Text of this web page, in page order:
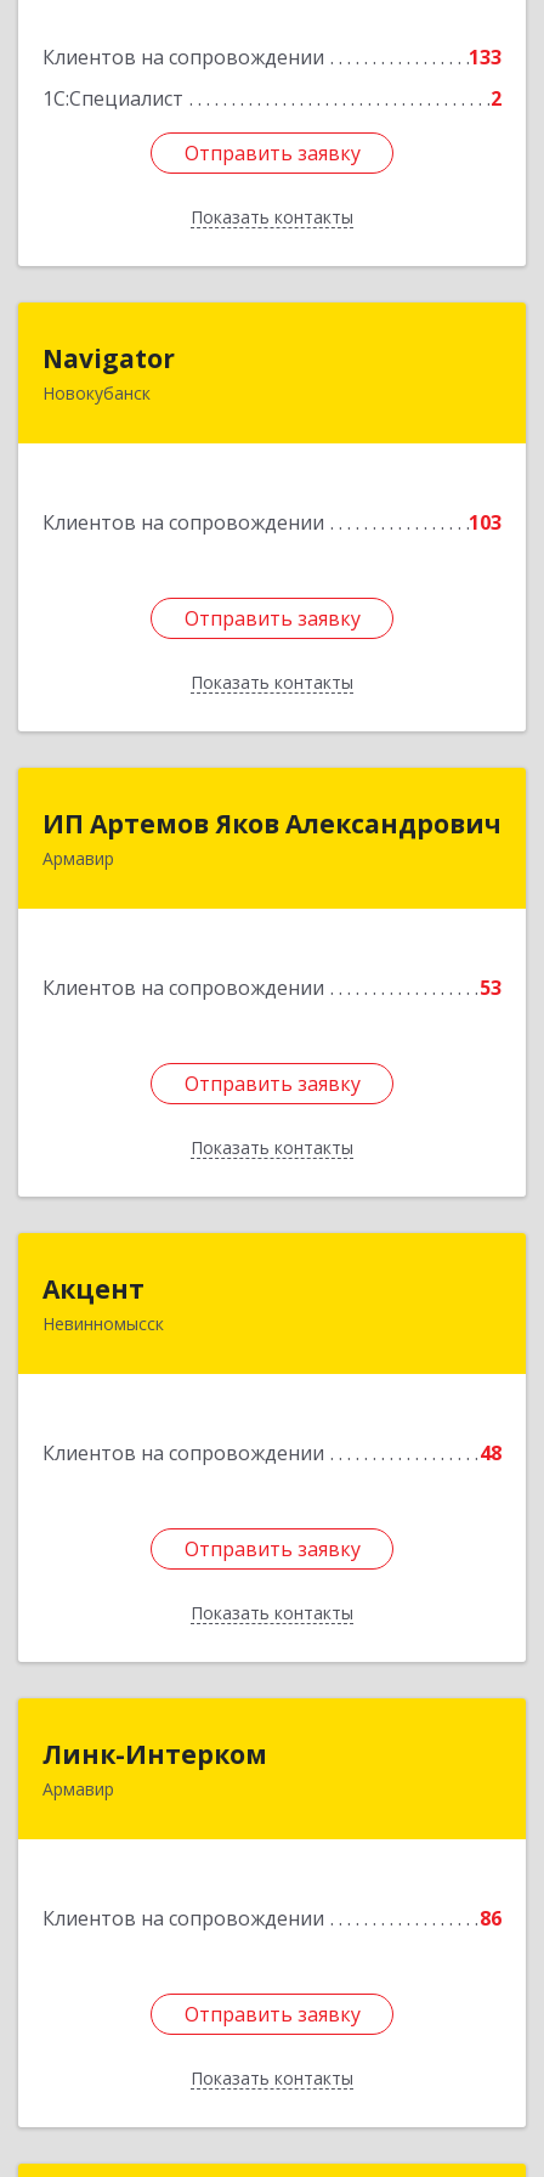
Клиентов на сопровождении
133
1С:Специалист
2
Отправить заявку
Показать контакты
Отправить заявку
Назад
Navigator
Новокубанск
Клиентов на сопровождении 103
Отправить заявку
Показать контакты
352240, Краснодарский край, Новокубанск г,
Отправить заявку
Назад
ИП Артемов Яков Александрович
Армавир
Клиентов на сопровождении 53
Отправить заявку
Показать контакты
Отправить заявку
Назад
Акцент
Невинномысск
Клиентов на сопровождении 48
Отправить заявку
Показать контакты
357112, Ставропольский край, Невинномысск г,
Отправить заявку
Назад
Линк-Интерком
Армавир
Клиентов на сопровождении 86
Отправить заявку
Показать контакты
Подробнее
Отправить заявку
Назад